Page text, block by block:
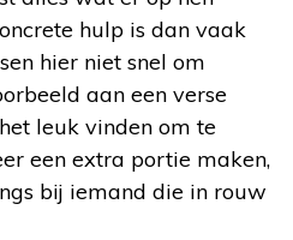
hulp is dan vaak
hier niet snel om
aan een verse
leuk vinden om te
een extra portie maken,
bij iemand die in rouw